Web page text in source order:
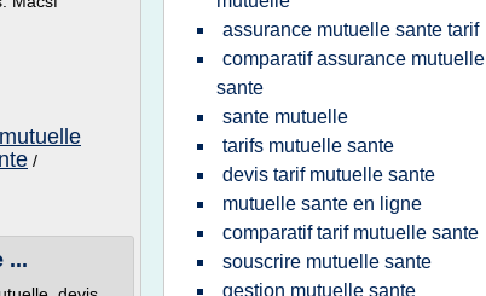
/
...
assurance mutuelle sante tarif
comparatif assurance mutuelle
sante
sante mutuelle
tarifs mutuelle sante
devis tarif mutuelle sante
mutuelle sante en ligne
comparatif tarif mutuelle sante
souscrire mutuelle sante
gestion mutuelle sante